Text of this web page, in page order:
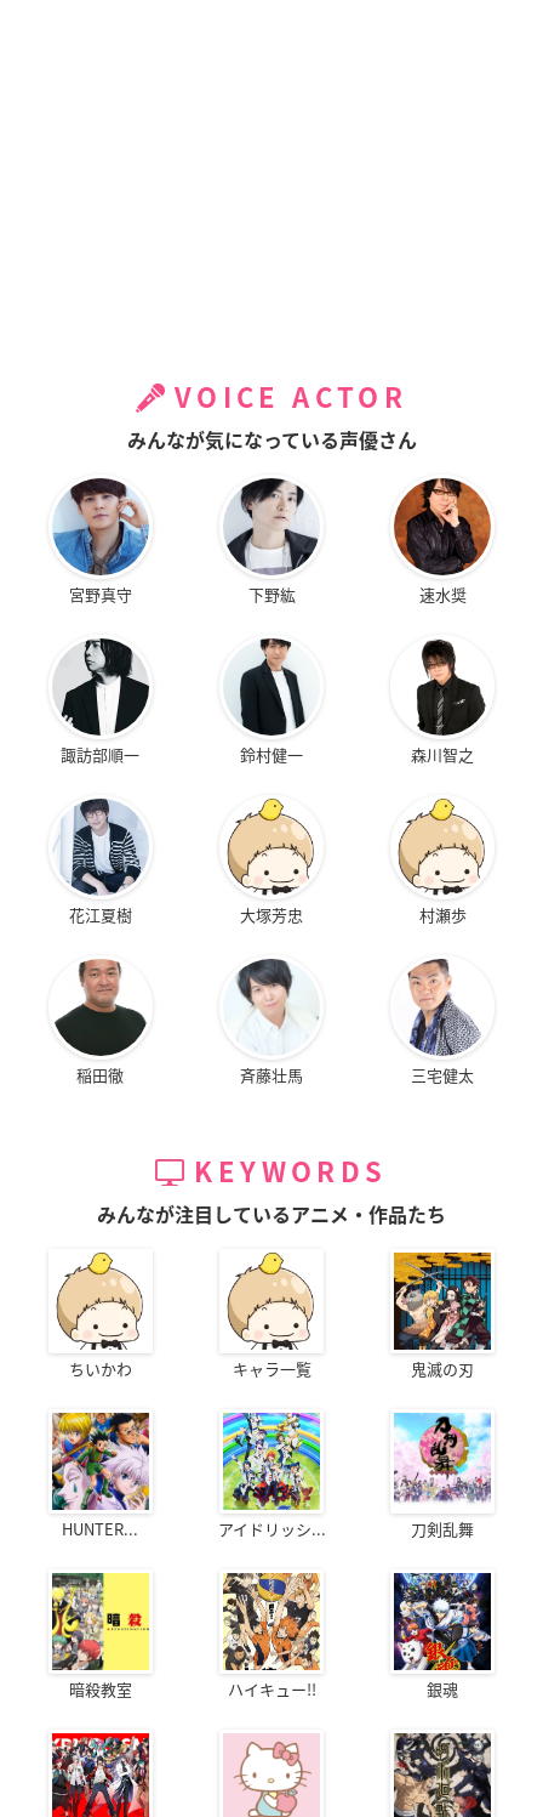
VOICE ACTOR
みんなが気になっている声優さん
宮野真守 下野紘 速水奨
諏訪部順一 鈴村健一 森川智之
花江夏樹 大塚芳忠 村瀬歩
稲田徹 斉藤壮馬 三宅健太
KEYWORDS
みんなが注目しているアニメ・作品たち
ちいかわ キャラ一覧 鬼滅の刃
HUNTER... アイドリッシ... 刀剣乱舞
暗殺教室 ハイキュー!! 銀魂